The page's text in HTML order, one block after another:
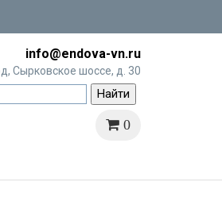
info@endova-vn.ru
Сырковское шоссе, д. 30
0